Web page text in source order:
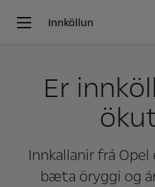
Innköllun
Er
Innkallanir frá
bæta öryggi og